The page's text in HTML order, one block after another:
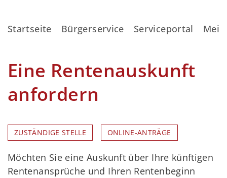
Startseite Bürgerservice Serviceportal
Eine Rentenauskunft
anfordern
ZUSTÄNDIGE STELLE ONLINE-ANTRÄGE
Möchten Sie eine Auskunft über Ihre künftigen
Rentenansprüche und Ihren Rentenbeginn